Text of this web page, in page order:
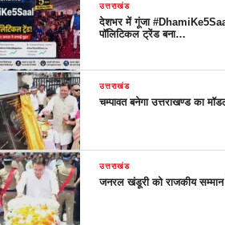
उत्तराखंड
देशभर में गूंजा
पॉलिटिकल ट्रेंड बना…
उत्तराखंड
चम्पावत बनेगा उत्तराखण्ड का
उत्तराखंड
जनरल खंडूरी को राजकीय